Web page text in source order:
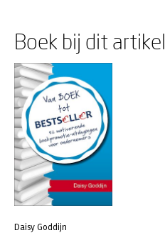
Boek bij dit artikel
Daisy Goddijn